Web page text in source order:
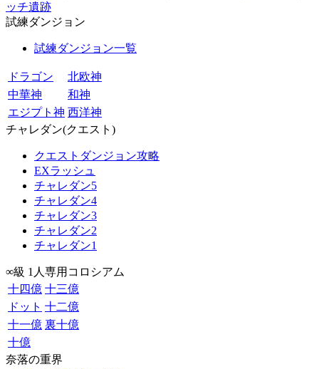
ッチ遺跡
試練ダンジョン
試練ダンジョン一覧
ドラゴン
北欧神
中華神
和神
エジプト神 西洋神
チャレダン(クエスト)
クエストダンジョン攻略
EXラッシュ
チャレダン5
チャレダン4
チャレダン3
チャレダン2
チャレダン1
∞級 1人専用コロシアム
十四億 十三億
ドット 十二億
十一億 裏十億
十億
奈落の重界